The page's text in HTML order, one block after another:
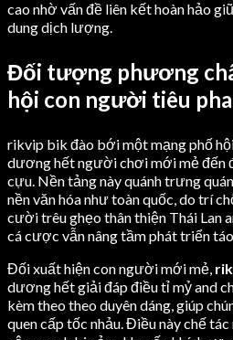
cao nhờ vấn đề liên kết hoàn hảo
dung dịch lượng.
Đối tượng phương
hội con người tiêu pha
rikvip bik đào bới một mạng phố
dương hết người chơi mới mẻ đến
cựu. Nền tảng này quánh trưng
nền văn hóa như toàn quốc, do trí
cười trêu ghẹo thân thiện Thái Lan
cá cược vẫn nâng tầm phát triển
Đối xuất hiện con người mới mẻ,
dương hết giải đáp điều tỉ mỷ and
kèm theo theo duyên dáng, giúp
quen cấp tốc nhảu. Điều này chế